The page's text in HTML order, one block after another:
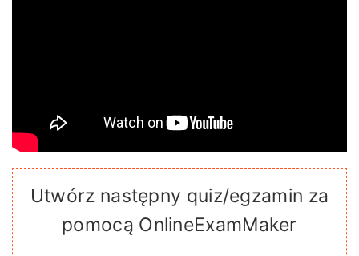
Utwórz następny quiz/egzamin za
pomocą OnlineExamMaker